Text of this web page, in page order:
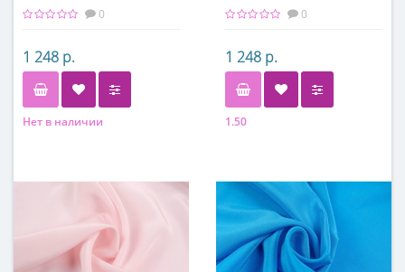
0
1 248 р.
Нет в наличии
0
1 248 р.
1.50